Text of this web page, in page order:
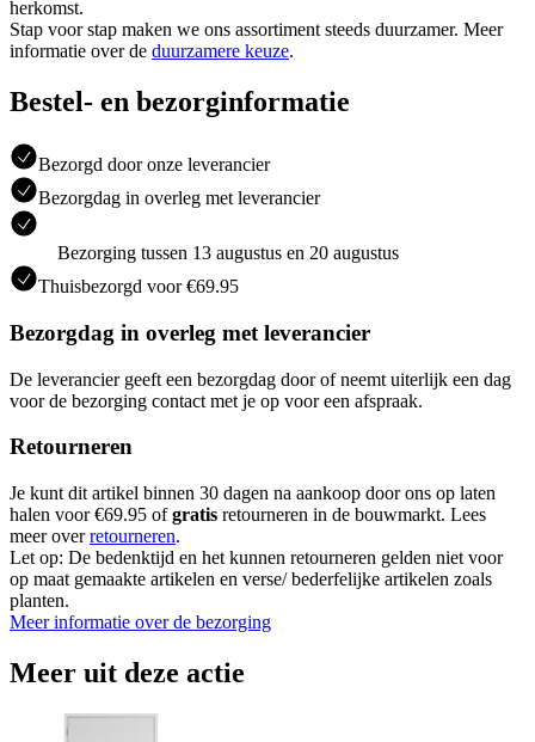
herkomst.
Stap voor stap maken we ons assortiment steeds duurzamer. Meer
informatie over de duurzamere keuze.
Bestel- en bezorginformatie
Bezorgd door onze leverancier
Bezorgdag in overleg met leverancier
Bezorging tussen 13 augustus en 20 augustus
Thuisbezorgd voor €69.95
Bezorgdag in overleg met leverancier
De leverancier geeft een bezorgdag door of neemt uiterlijk een dag
voor de bezorging contact met je op voor een afspraak.
Retourneren
Je kunt dit artikel binnen 30 dagen na aankoop door ons op laten
halen voor €69.95 ofgratis retourneren in de bouwmarkt. Lees
meer overretourneren.
Let op: De bedenktijd en het kunnen retourneren gelden niet voor
op maat gemaakte artikelen en verse/ bederfelijke artikelen zoals
planten.
Meer informatie over de bezorging
Meer uit deze actie